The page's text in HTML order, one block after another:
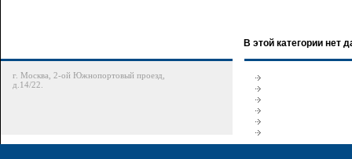
В этой категории нет
г. Москва, 2-ой Южнопортовый проезд,
д.14/22.